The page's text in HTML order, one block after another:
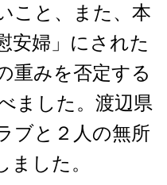
こと、また、本
安婦」にされた
重みを否定する
ました。渡辺県
ブと２人の無所
ました。